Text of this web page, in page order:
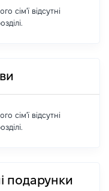
сім'ї відсутні
сім'ї відсутні
подарунки